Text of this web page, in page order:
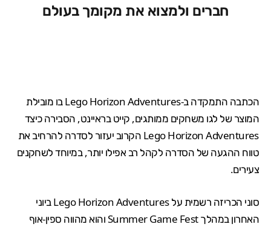
חברים ולמצוא את מקומך בעולם
הכתבה התמקדה ב-Lego Horizon Adventuresבו מובילת
המוצר של לגו משחקים ממותגים, קייט בראיינט, הסבירה כיצד
Lego Horizon Adventures הקרוב יעזור לסדרה להרחיב את
טווח ההגעה של הסדרה לקהל רב אפילו יותר, במיוחד לשחקנים
צעירים.
סוני הכריזה רשמית על Lego Horizon Adventures ביוני
האחרון במהלךSummer Game Festוהוא מהווה ספין-אוף